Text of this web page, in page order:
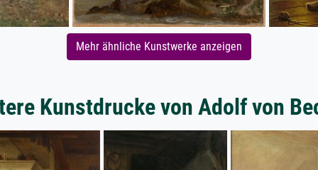
Mehr ähnliche Kunstwerke anzeigen
Kunstdrucke von Adolf von